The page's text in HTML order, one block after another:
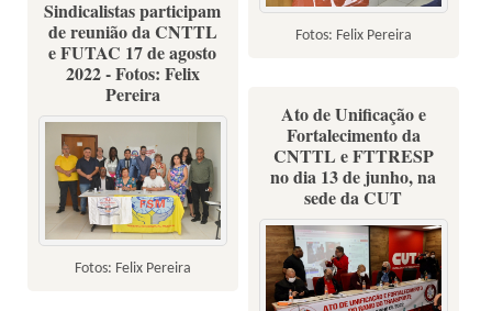
Fotos: Felix Pereira
Sindicalistas participam
de reunião da CNTTL
e FUTAC 17 de agosto
2022 - Fotos: Felix
Pereira
Fotos: Felix Pereira
Ato de Unificação e
Fortalecimento da
CNTTL e FTTRESP
no dia 13 de junho, na
sede da CUT